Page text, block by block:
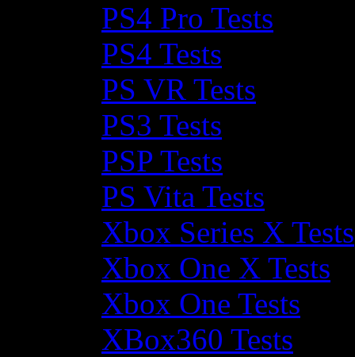
PS4 Pro Tests
PS4 Tests
PS VR Tests
PS3 Tests
PSP Tests
PS Vita Tests
Xbox Series X Tests
Xbox One X Tests
Xbox One Tests
XBox360 Tests